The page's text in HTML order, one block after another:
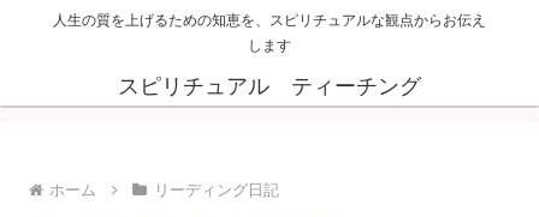
人生の質を上げるための知恵を、スピリチュアルな観点からお伝え
します
スピリチュアル ティーチング
ホーム リーディング日記